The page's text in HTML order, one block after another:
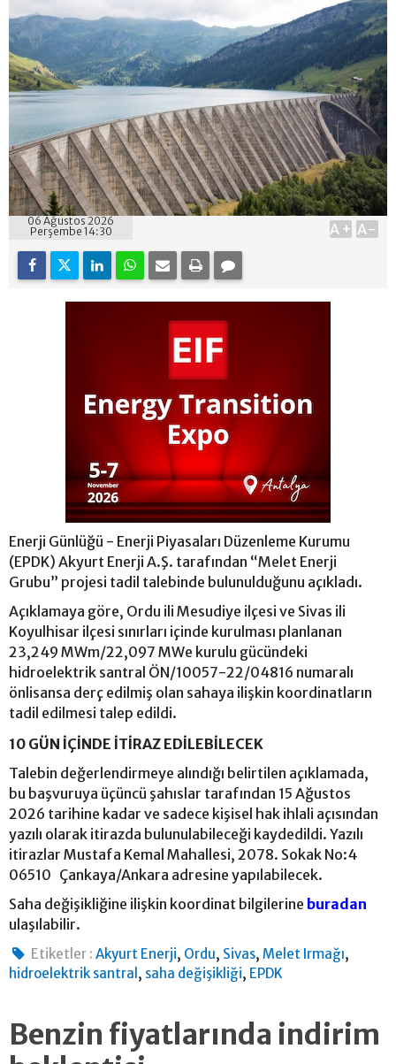
06 Ağustos 2026
Perşembe 14:30
A+ A-
Enerji Günlüğü - Enerji Piyasaları Düzenleme Kurumu
(EPDK) Akyurt Enerji A.Ş. tarafından “Melet Enerji
Grubu” projesi tadil talebinde bulunulduğunu açıkladı.
Açıklamaya göre, Ordu ili Mesudiye ilçesi ve Sivas ili
Koyulhisar ilçesi sınırları içinde kurulması planlanan
23,249 MWm/22,097 MWe kurulu gücündeki
hidroelektrik santral ÖN/10057-22/04816 numaralı
önlisansa derç edilmiş olan sahaya ilişkin koordinatların
tadil edilmesi talep edildi.
10 GÜN İÇİNDE İTİRAZ EDİLEBİLECEK
Talebin değerlendirmeye alındığı belirtilen açıklamada,
bu başvuruya üçüncü şahıslar tarafından 15 Ağustos
2026 tarihine kadar ve sadece kişisel hak ihlali açısından
yazılı olarak itirazda bulunulabileceği kaydedildi. Yazılı
itirazlar Mustafa Kemal Mahallesi, 2078. Sokak No:4
06510 Çankaya/Ankara adresine yapılabilecek.
Saha değişikliğine ilişkin koordinat bilgilerine buradan
ulaşılabilir.
Etiketler : Akyurt Enerji, Ordu, Sivas,Melet Irmağı,
hidroelektrik santral , saha değişikliği, EPDK
Benzin fiyatlarında indirim